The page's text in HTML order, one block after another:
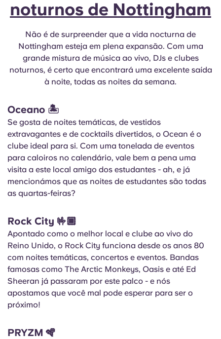
noturnos de Nottingham
Não é de surpreender que a vida nocturna de
Nottingham esteja em plena expansão. Com uma
grande mistura de música ao vivo, DJs e clubes
noturnos, é certo que encontrará uma excelente saída
à noite, todas as noites da semana.
Oceano 🏝
Se gosta de noites temáticas, de vestidos
extravagantes e de cocktails divertidos, o Ocean é o
clube ideal para si. Com uma tonelada de eventos
para caloiros no calendário, vale bem a pena uma
visita a este local amigo dos estudantes - ah, e já
mencionámos que as noites de estudantes são todas
as quartas-feiras?
Rock City 🤟🏾
Apontado como o melhor local e clube ao vivo do
Reino Unido, o Rock City funciona desde os anos 80
com noites temáticas, concertos e eventos. Bandas
famosas como The Arctic Monkeys, Oasis e até Ed
Sheeran já passaram por este palco - e nós
apostamos que você mal pode esperar para ser o
próximo!
PRYZM 🪇